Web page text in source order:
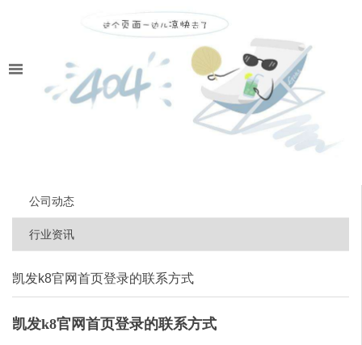
公司动态
行业资讯
凯发k8官网首页登录的联系方式
凯发k8官网首页登录的联系方式